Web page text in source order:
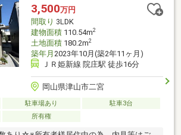
3,500万円
間取り 3LDK
建物面積110.54m2
土地面積180.2m2
築年月 2023年10月(築2年11ヶ月)
ＪＲ姫新線 院庄駅 徒歩16分
岡山県津山市二宮
駐車場あり
駐車3台
所有権